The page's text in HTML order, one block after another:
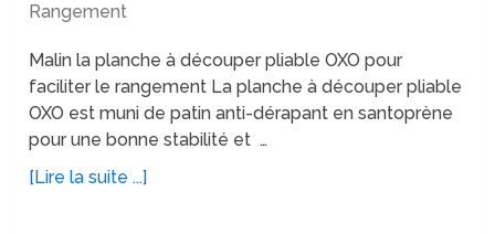
Rangement
Malin la planche à découper pliable OXO pour
faciliter le rangement La planche à découper pliable
OXO est muni de patin anti-dérapant en santoprène
pour une bonne stabilité et …
[Lire la suite ...]